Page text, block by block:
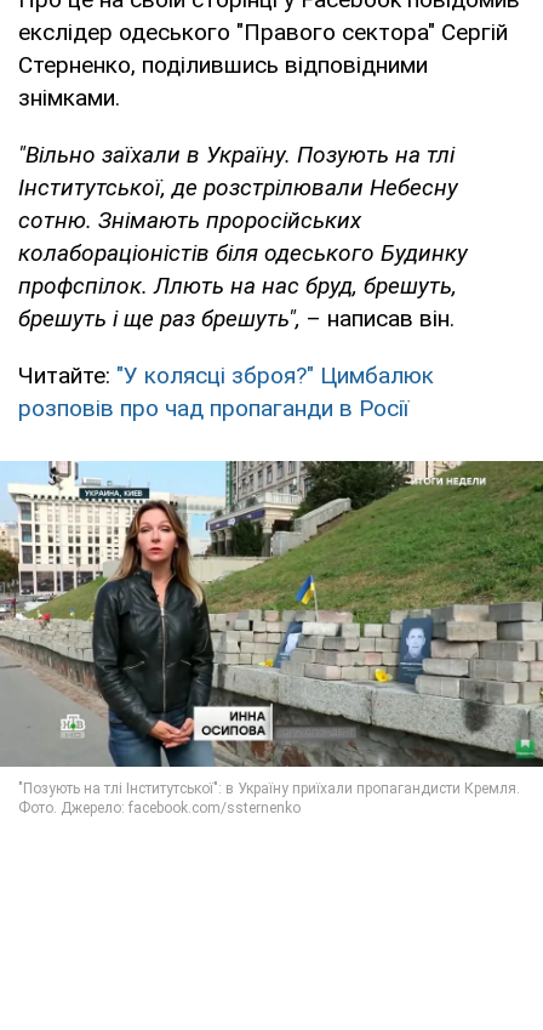
екслідер одеського "Правого сектора" Сергій
Стерненко, поділившись відповідними
знімками.
"Вільно заїхали в Україну. Позують на тлі
Інститутської, де розстрілювали Небесну
сотню. Знімають проросійських
колабораціоністів біля одеського Будинку
профспілок. Ллють на нас бруд, брешуть,
брешуть і ще раз брешуть", – написав він.
Читайте: "У колясці зброя?" Цимбалюк
розповів про чад пропаганди в Росії